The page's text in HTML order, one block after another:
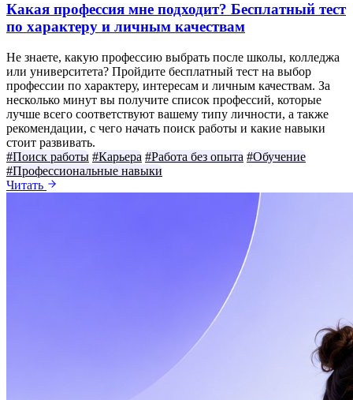
Какая профессия мне подходит? Бесплатный тест
по характеру и личным качествам
Не знаете, какую профессию выбрать после школы, колледжа
или университета? Пройдите бесплатный тест на выбор
профессии по характеру, интересам и личным качествам. За
несколько минут вы получите список профессий, которые
лучше всего соответствуют вашему типу личности, а также
рекомендации, с чего начать поиск работы и какие навыки
стоит развивать.
#Поиск работы #Карьера #Работа без опыта #Обучение
#Профессиональные навыки
Читать